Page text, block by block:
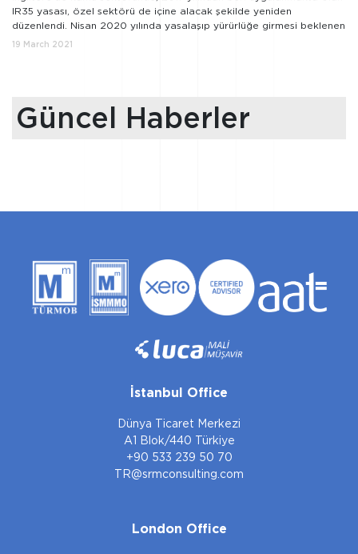
IR35 yasası, özel sektörü de içine alacak şekilde yeniden
düzenlendi. Nisan 2020 yılında yasalaşıp yürürlüğe girmesi beklenen
uygulama, Covid-19 gerekçesiyle bir yıl boyunca ertelenmiş ve
19 March 2021
Güncel Haberler
İstanbul Office
Dünya Ticaret Merkezi
A1 Blok/440 Türkiye
+90 533 239 50 70
TR@srmconsulting.com
London Office